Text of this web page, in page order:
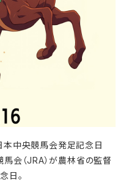
本中央競馬会発足記念日
会（JRA）が農林省の監督
日。